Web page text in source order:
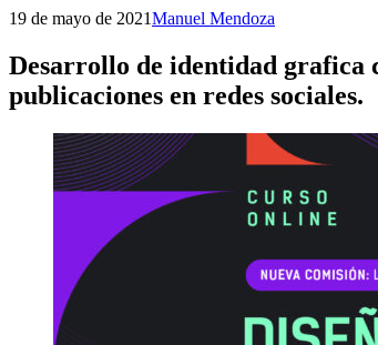
19 de mayo de 2021Manuel Mendoza
Desarrollo de identidad grafica
publicaciones en redes sociales.